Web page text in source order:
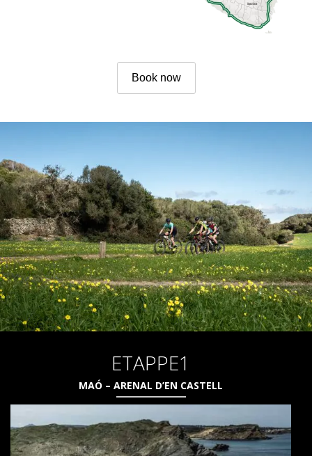
3 ETAPPEN
INLANDSROUTE
TRAIL-RUNNING
8 ETAPPEN
7 ETAPPEN
6 ETAPPEN
4 ETAPPEN
Book now
ETAPPE1
MAÓ – ARENAL D’EN CASTELL